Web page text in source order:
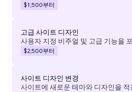
$1,500부터
고급 사이트 디자인
사용자 지정 비주얼 및 고급 기능을
$2,500부터
사이트 디자인 변경
사이트에 새로운 테마와 디자인을 적